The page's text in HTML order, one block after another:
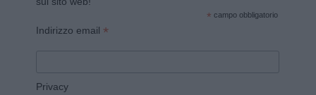
* campo obbligatorio
Indirizzo email *
Privacy